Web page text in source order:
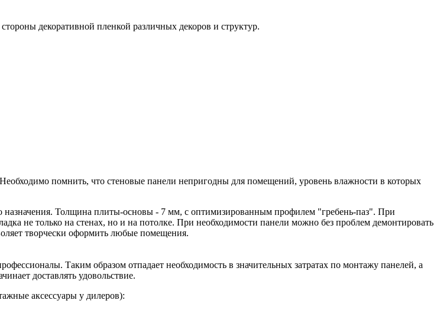
декоративной пленкой различных декоров и структур.
помнить, что стеновые панели непригодны для помещений, уровень влажности в которых
Толщина плиты-основы - 7 мм, с оптимизированным профилем "гребень-паз". При
не только на стенах, но и на потолке. При необходимости панели можно без проблем демонтировать
творчески оформить любые помещения.
Таким образом отпадает необходимость в значительных затратах по монтажу панелей, а
доставлять удовольствие.
аксессуары у дилеров):